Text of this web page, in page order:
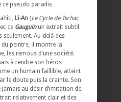
ce pseudo paradis…
Li-An (Le Cycle de Tschaï,
ce Gauguinun extrait subtil
seulement. Au-delà des
peintre, il montre la
les remous d’une société.
à rendre son héros
un humain faillible, atteint
le doute puis la crainte. Son
jamais au désir d’imitation de
relativement clair et des